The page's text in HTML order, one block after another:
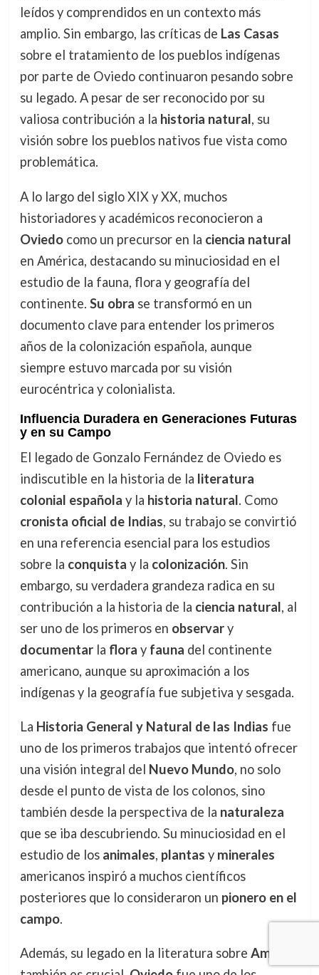
leídos y comprendidos en un contexto más
amplio. Sin embargo, las críticas de Las Casas
sobre el tratamiento de los pueblos indígenas
por parte de Oviedo continuaron pesando sobre
su legado. A pesar de ser reconocido por su
valiosa contribución a la historia natural, su
visión sobre los pueblos nativos fue vista como
problemática.
A lo largo del siglo XIX y XX, muchos
historiadores y académicos reconocieron a
Oviedocomo un precursor en la ciencia natural
en América, destacando su minuciosidad en el
estudio de la fauna, flora y geografía del
continente. Su obra se transformó en un
documento clave para entender los primeros
años de la colonización española, aunque
siempre estuvo marcada por su visión
eurocéntrica y colonialista.
Influencia Duradera en Generaciones Futuras
y en su Campo
El legado de Gonzalo Fernández de Oviedo es
indiscutible en la historia de la literatura
colonial española y la historia natural. Como
cronista oficial de Indias, su trabajo se convirtió
en una referencia esencial para los estudios
sobre la conquista y la colonización. Sin
embargo, su verdadera grandeza radica en su
contribución a la historia de la ciencia natural, al
ser uno de los primeros en observary
documentarla flora y fauna del continente
americano, aunque su aproximación a los
indígenas y la geografía fue subjetiva y sesgada.
La Historia General y Natural de las Indias fue
uno de los primeros trabajos que intentó ofrecer
una visión integral del Nuevo Mundo, no solo
desde el punto de vista de los colonos, sino
también desde la perspectiva de la naturaleza
que se iba descubriendo. Su minuciosidad en el
estudio de los animales, plantas y minerales
americanos inspiró a muchos científicos
posteriores que lo consideraron un pionero en el
campo.
Además, su legado en la literatura sobre América